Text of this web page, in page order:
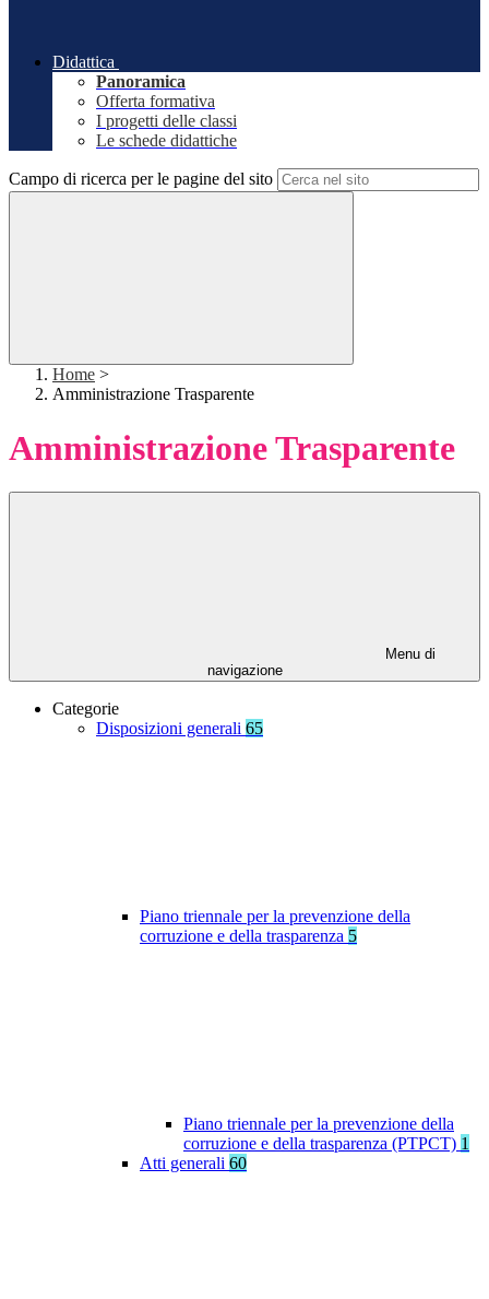
Didattica
Panoramica
Offerta formativa
I progetti delle classi
Le schede didattiche
Campo di ricerca per le pagine del sito
Home >
Amministrazione Trasparente
Amministrazione Trasparente
Menu di
navigazione
Categorie
Disposizioni generali 65
Piano triennale per la prevenzione della
corruzione e della trasparenza 5
Piano triennale per la prevenzione della
corruzione e della trasparenza (PTPCT) 1
Atti generali 60